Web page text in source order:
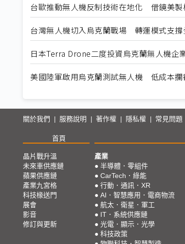
台歐推動無人機反制技術在地化 借鏡美製
台灣無人機切入烏克蘭戰場 轉運模式支撐
日本Terra Drone二度投資烏克蘭無人機
美國陸軍啟用烏克蘭測試無人機 低成本攔
關於我們 服務說明 著作權 隱私權 常見問題
首頁
晶片戰升溫
未來車供應鏈
蘋果供應鏈
產業九宮格
科技椽送門
展會
影音
修訂與更新
產業
● 半導體．零組件
● CarTech．綠能
● 行動．通訊．XR
● AI．智慧應用．電商物流
● 航太．衛星．軍工
● IT．系統供應鏈
● 光電．顯示．光學
● 科技政策